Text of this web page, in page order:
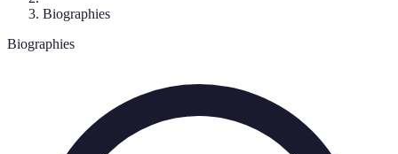
Biographies
Biographies